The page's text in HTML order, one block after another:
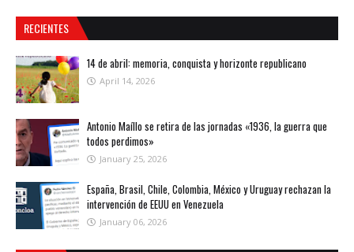
RECIENTES
14 de abril: memoria, conquista y horizonte republicano
April 14, 2026
Antonio Maíllo se retira de las jornadas «1936, la guerra que
todos perdimos»
January 25, 2026
España, Brasil, Chile, Colombia, México y Uruguay rechazan la
intervención de EEUU en Venezuela
January 06, 2026